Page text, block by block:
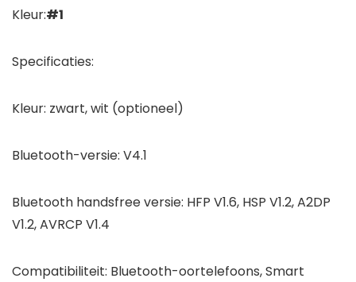
Kleur:#1
Specificaties:
Kleur: zwart, wit (optioneel)
Bluetooth-versie: V4.1
Bluetooth handsfree versie: HFP V1.6, HSP V1.2, A2DP
V1.2, AVRCP V1.4
Compatibiliteit: Bluetooth-oortelefoons, Smart